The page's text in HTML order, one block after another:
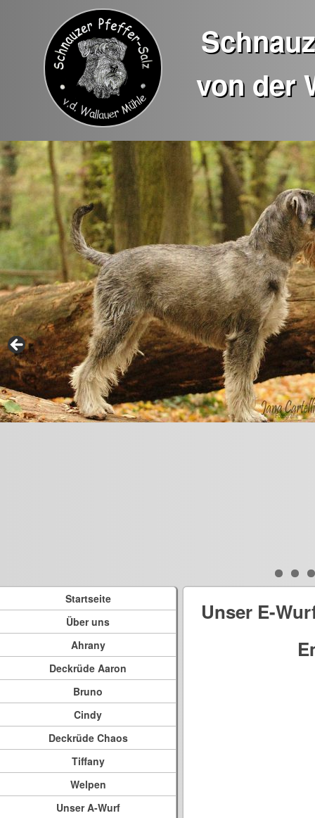
von der
Startseite
Über uns
Ahrany
Deckrüde Aaron
Bruno
Cindy
Deckrüde Chaos
Tiffany
Welpen
Unser A-Wurf
Unser E-